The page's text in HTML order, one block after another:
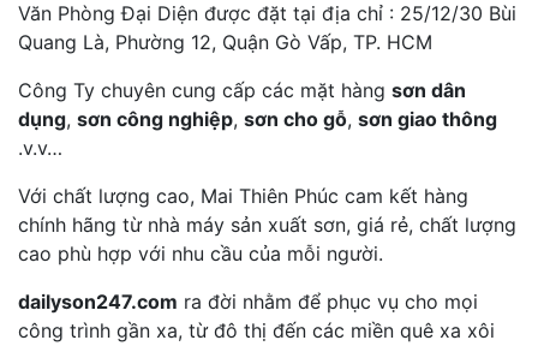
Văn Phòng Đại Diện được đặt tại địa chỉ : 25/12/30 Bùi
Quang Là, Phường 12, Quận Gò Vấp, TP. HCM
Công Ty chuyên cung cấp các mặt hàng sơn dân
dụng, sơn công nghiệp, sơn cho gỗ, sơn giao thông
.v.v…
Với chất lượng cao, Mai Thiên Phúc cam kết hàng
chính hãng từ nhà máy sản xuất sơn, giá rẻ, chất lượng
cao phù hợp với nhu cầu của mỗi người.
dailyson247.com ra đời nhằm để phục vụ cho mọi
công trình gần xa, từ đô thị đến các miền quê xa xôi